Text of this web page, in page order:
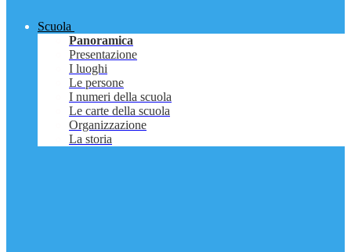
Scuola
Panoramica
Presentazione
I luoghi
Le persone
I numeri della scuola
Le carte della scuola
Organizzazione
La storia